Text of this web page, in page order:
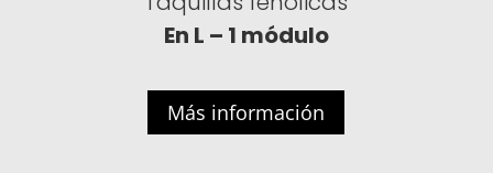
En L – 1 módulo
Más información